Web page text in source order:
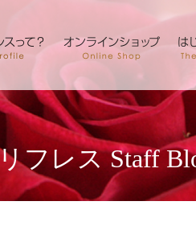
フレス Staff